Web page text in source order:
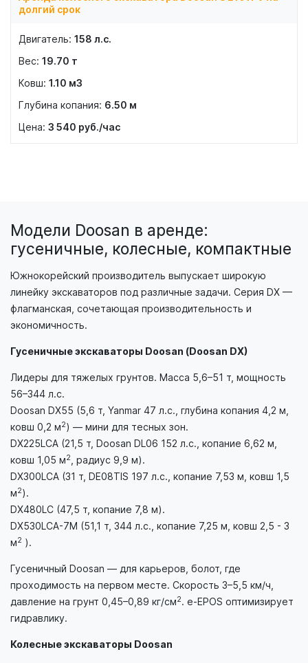
долгий срок
158 л.с.
19.70 т
1.10 м3
6.50 м
3 540 руб./час
Модели Doosan в аренде:
гусеничные, колесные, компактные
Южнокорейский производитель выпускает широкую
линейку экскаваторов под различные задачи. Серия DX —
флагманская, сочетающая производительность и
экономичность.
Гусеничные экскаваторы Doosan (Doosan DX)
Лидеры для тяжелых грунтов. Масса 5,6–51 т, мощность
56–344 л.с.
Doosan DX55 (5,6 т, Yanmar 47 л.с., глубина копания 4,2 м,
ковш 0,2 м2) — мини для тесных зон.
DX225LCA (21,5 т, Doosan DL06 152 л.с., копание 6,62 м,
ковш 1,05 м2
, радиус 9,9 м).
DX300LCA (31 т, DE08TIS 197 л.с., копание 7,53 м, ковш 1,5
м2).
DX480LC (47,5 т, копание 7,8 м).
DX530LCA-7M (51,1 т, 344 л.с., копание 7,25 м, ковш 2,5 - 3
м2 ).
Гусеничный Doosan — для карьеров, болот, где
проходимость на первом месте. Скорость 3–5,5 км/ч,
давление на грунт 0,45–0,89 кг/см2. e-EPOS оптимизирует
гидравлику.
Колесные экскаваторы Doosan